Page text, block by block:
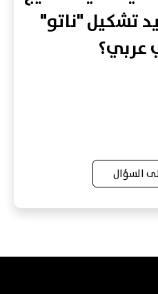
تشكيل "ناتو"
السؤال